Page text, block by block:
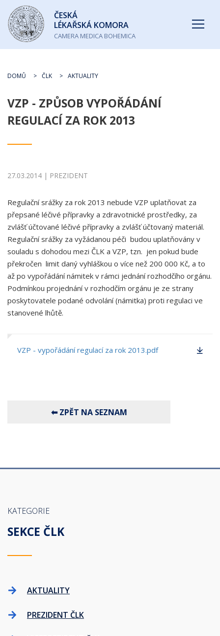
Česká
lékařská
komora
ČESKÁ
LÉKAŘSKÁ KOMORA
CAMERA MEDICA BOHEMICA
DOMŮ ČLK AKTUALITY
VZP - ZPŮSOB VYPOŘÁDÁNÍ
REGULACÍ ZA ROK 2013
27.03.2014 | PREZIDENT
Regulační srážky za rok 2013 nebude VZP uplatňovat za
přepsané léčivé přípravky a zdravotnické prostředky, za
zvlášť účtované léčivé přípravky a zvlášť účtovaný materiál.
Regulační srážky za vyžádanou péči budou uplatňovány v
souladu s dohodou mezi ČLK a VZP, tzn. jen pokud bude
překročen limit daný vyhláškou o více než 200 000 Kč, a to
až po vypořádání námitek v rámci jednání rozhodčího orgánu.
Podmínkou projednání v rozhodčím orgánu je ze strany
poskytovatele podané odvolání (námitka) proti regulaci ve
stanovené lhůtě.
VZP - vypořádání regulací za rok 2013.pdf
KATEGORIE
SEKCE ČLK
AKTUALITY
PREZIDENT ČLK